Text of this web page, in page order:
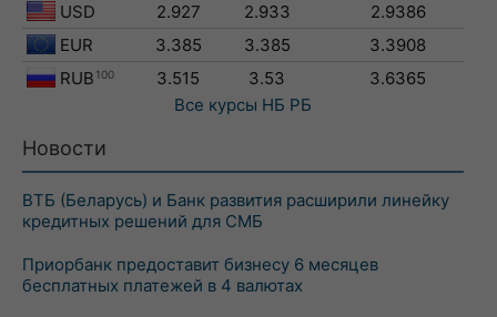
USD 2.927 2.933
2.9386
EUR
3.385 3.385
3.3908
RUB 100 3.515 3.53
3.6365
Все курсы НБ РБ
Новости
ВТБ (Беларусь) и Банк развития расширили линейку
кредитных решений для СМБ
Приорбанк предоставит бизнесу 6 месяцев
бесплатных платежей в 4 валютах